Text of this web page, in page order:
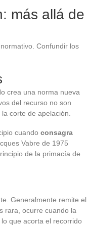
más allá de
Confundir los
crea una norma nueva
del recurso no son
corte de apelación.
cuando consagra
Vabre de 1975
de la primacía de
Generalmente remite el
rara, ocurre cuando la
que acorta el recorrido